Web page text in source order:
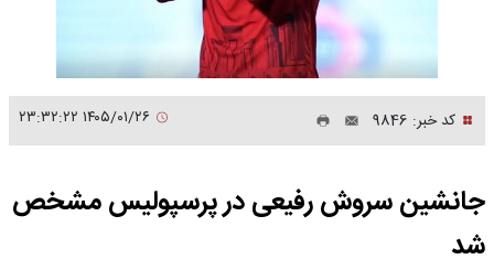
کد خبر: 9846
جانشین سروش رفیعی در پرسپولیس مشخص
شد